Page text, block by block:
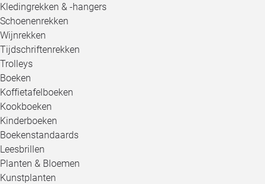
Kledingrekken & -hangers
Schoenenrekken
Wijnrekken
Tijdschriftenrekken
Trolleys
Boeken
Koffietafelboeken
Kookboeken
Kinderboeken
Boekenstandaards
Leesbrillen
Planten & Bloemen
Kunstplanten